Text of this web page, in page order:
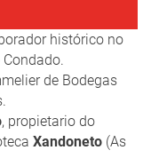
histórico no
de Bodegas
, propietario do
Xandoneto (As